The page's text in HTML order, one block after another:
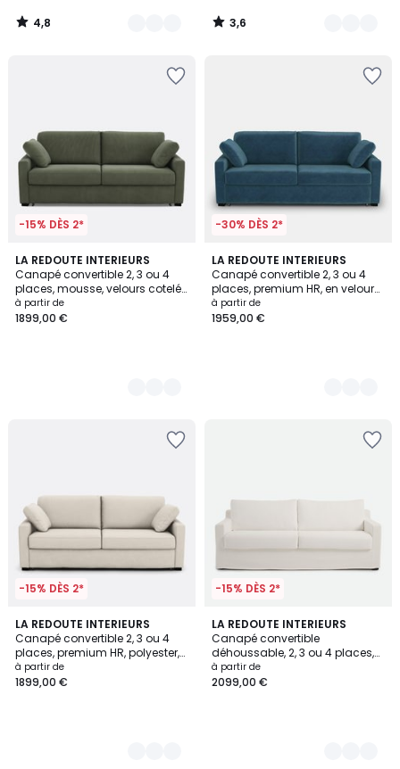
4,8
/
3,6
/
-15% DÈS 2*
LA REDOUTE INTERIEURS
Canapé convertible 2, 3 ou 4
places, mousse, velours cotelé
fines côtes, TIMOR
à partir de
1899,00 €
5
Couleurs
-30% DÈS 2*
LA REDOUTE INTERIEURS
Canapé convertible 2, 3 ou 4
places, premium HR, en velours,
TIMOR
à partir de
1959,00 €
7
Couleurs
-15% DÈS 2*
LA REDOUTE INTERIEURS
Canapé convertible 2, 3 ou 4
places, premium HR, polyester,
TIMOR
à partir de
1899,00 €
3
Couleurs
-15% DÈS 2*
LA REDOUTE INTERIEURS
Canapé convertible
déhoussable, 2, 3 ou 4 places,
en coton et lin, LINETTO
à partir de
2099,00 €
3
Couleurs